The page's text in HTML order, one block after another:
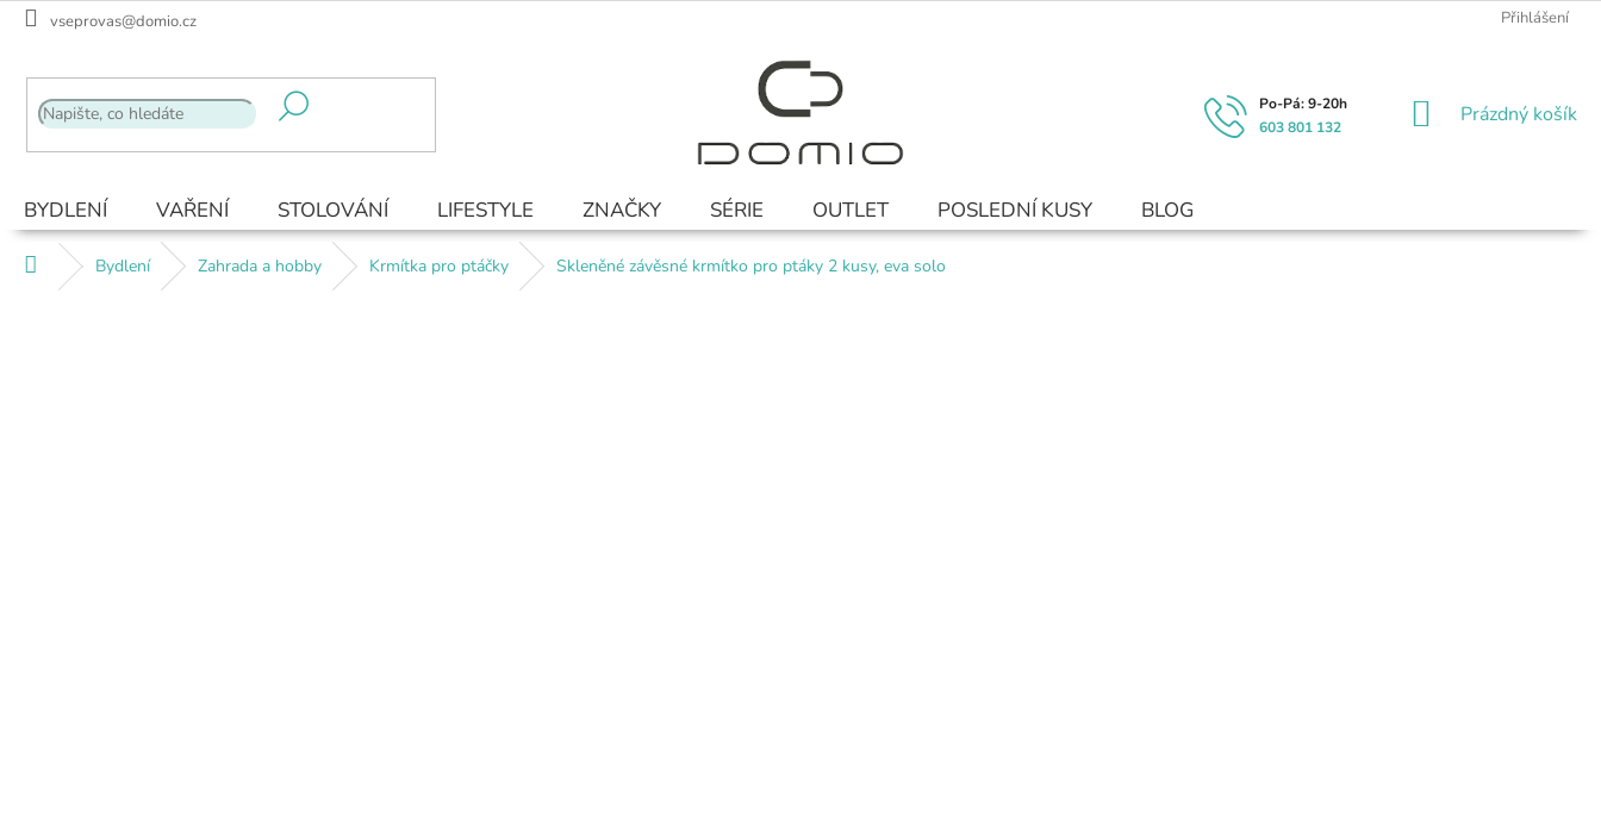
Přejít
vseprovas@domio.cz Přihlášení
603 801 132
NÁKUPNÍ
Prázdný košík
BYDLENÍ VAŘENÍ STOLOVÁNÍ LIFESTYLE ZNAČKY SÉRIE OUTLET POSLEDNÍ KUSY BLOG
Domů Bydlení Zahrada a hobby Krmítka pro ptáčky Skleněné závěsné krmítko pro ptáky 2 kusy, eva solo